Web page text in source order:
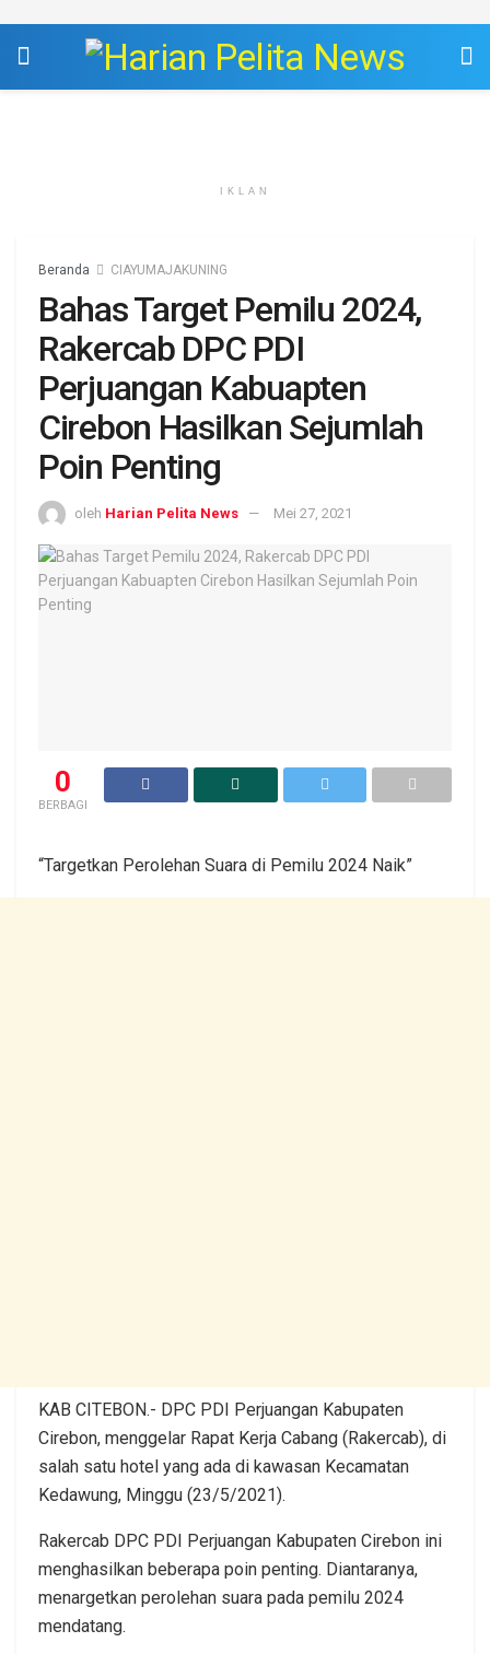
IKLAN
Beranda CIAYUMAJAKUNING
Bahas Target Pemilu 2024,
Rakercab DPC PDI
Perjuangan Kabuapten
Cirebon Hasilkan Sejumlah
Poin Penting
oleh Harian Pelita News Mei 27, 2021
0
BERBAGI
“Targetkan Perolehan Suara di Pemilu 2024 Naik”
KAB CITEBON.- DPC PDI Perjuangan Kabupaten
Cirebon, menggelar Rapat Kerja Cabang (Rakercab), di
salah satu hotel yang ada di kawasan Kecamatan
Kedawung, Minggu (23/5/2021).
Rakercab DPC PDI Perjuangan Kabupaten Cirebon ini
menghasilkan beberapa poin penting. Diantaranya,
menargetkan perolehan suara pada pemilu 2024
mendatang.